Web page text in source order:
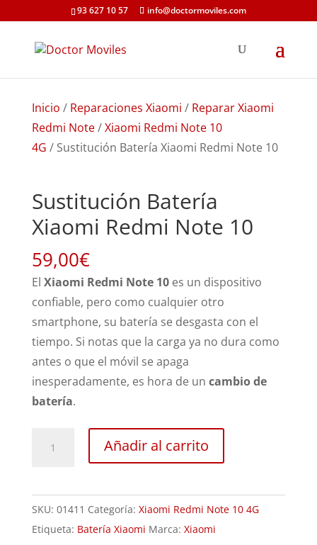
93 627 10 57 info@doctormoviles.com
Inicio / Reparaciones Xiaomi / Reparar Xiaomi
Redmi Note/Xiaomi Redmi Note 10
4G / Sustitución Batería Xiaomi Redmi Note 10
Sustitución Batería
Xiaomi Redmi Note 10
59,00€
El Xiaomi Redmi Note 10es un dispositivo
confiable, pero como cualquier otro
smartphone, su batería se desgasta con el
tiempo. Si notas que la carga ya no dura como
antes o que el móvil se apaga
inesperadamente, es hora de un cambio de
batería.
Redmi
Note
10
Añadir al carrito
SKU: 01411 Categoría: Xiaomi Redmi Note 10 4G
Etiqueta: Batería Xiaomi Marca: Xiaomi